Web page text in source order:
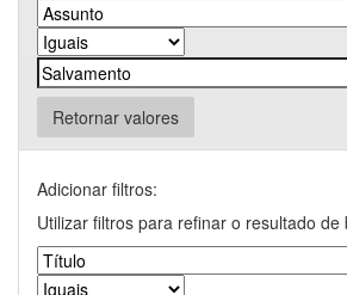
Retornar valores
Adicionar filtros:
Utilizar filtros para refinar o resultado de